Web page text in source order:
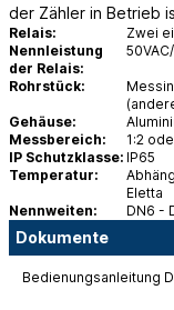
der Zähler in Betrieb
Relais:
Zwei
Nennleistung
der Relais:
Rohrstück:
Gehäuse:
Messbereich:
1:2
IP Schutzklasse: IP65
Temperatur:
Eletta
Nennweiten:
DN6 -
Dokumente
Bedienungsanleitung